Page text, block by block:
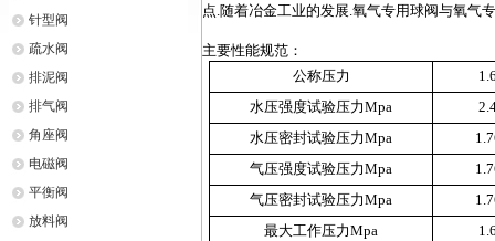
针型阀
疏水阀
排泥阀
排气阀
角座阀
电磁阀
平衡阀
放料阀
点.随着冶金工业的发展.氧气专用球阀与氧气
主要性能规范：
公称压力
水压强度试验压力Mpa
水压密封试验压力Mpa
气压强度试验压力Mpa
气压密封试验压力Mpa
最大工作压力Mpa